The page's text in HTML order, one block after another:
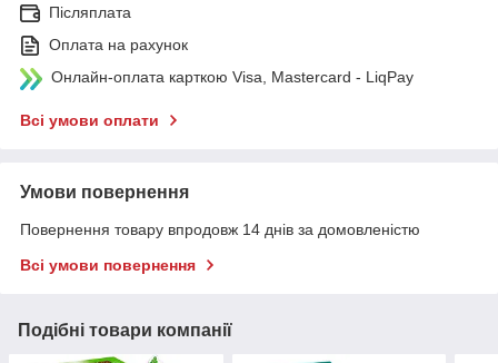
Післяплата
Оплата на рахунок
Онлайн-оплата карткою Visa, Mastercard - LiqPay
Всі умови оплати
Умови повернення
Повернення товару впродовж 14 днів за домовленістю
Всі умови повернення
Подібні товари компанії